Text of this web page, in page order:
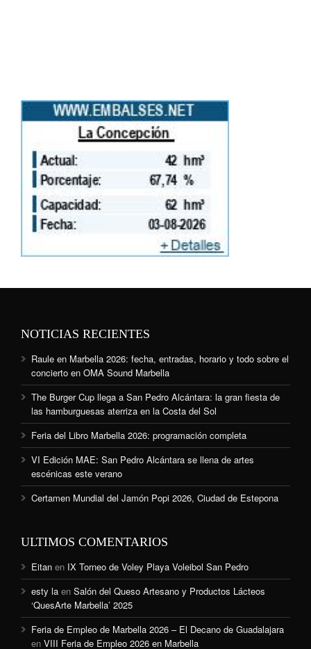
NOTICIAS RECIENTES
Raule en Marbella 2026: fecha, entradas, horario y todo sobre el
concierto en OMA Sound Marbella
The Burger Cup llega a San Pedro Alcántara: la gran fiesta de
las hamburguesas aterriza en la Costa del Sol
Feria del Libro Marbella 2026: programación completa
VI Edición MAE: San Pedro Alcántara se llena de artes
escénicas este verano
Certamen Mundial del Jamón Popi 2026, Ciudad de Estepona
ULTIMOS COMENTARIOS
Eitan en IX Torneo de Voley Playa Voleibol San Pedro
esty la en Salón del Queso Artesano y Productos Lácteos
‘QuesArte Marbella’ 2025
Feria de Empleo de Marbella 2026 – El Decano de Guadalajara
en VIII Feria de Empleo 2026 en Marbella